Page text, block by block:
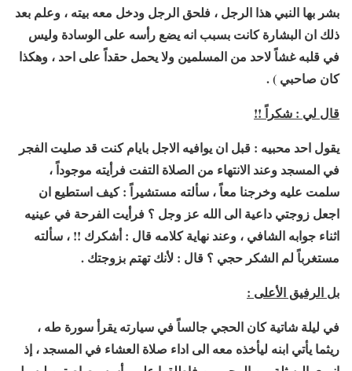
بشر بها النبي هذا الرجل ، فلحق الرجل ودخل معه بيته ، وعلم بعد
ذلك ان البشارة كانت بسبب انه يضع رأسه على الوسادة وليس
في قلبه غشاً لاحد من المسلمين ولا يحمل حقداً على احد ، وهكذا
كان صاحبي ) .
قال لي : شكراً !!
يقول احد محبيه : قبل ان يوافيه الاجل بايام كنت قد صليت الفجر
في المسجد وعند الانتهاء من الصلاة التفت فرأيته موجوداً ،
سلمت عليه وخرجنا معاً ، سألته مستشيراً : كيف استطيع ان
اجعل زوجتي داعية الى الله عز وجل ؟ فرأيت الفرحة في عينيه
اثناء جوابه الشافي ، وعند نهاية كلامه قال : أشكرك !! ، سألته
مستغرباً لم الشكر حجي ؟ قال : لأنك تهتم بزوجتك .
بل الرفيق الأعلى :
في ليلة شاتية كان الحجي جالساً في سيارته يقرأ سورة طه ،
ريثما يأتي ابنه ليأخذه معه الى اداء صلاة العشاء في المسجد ، إذ